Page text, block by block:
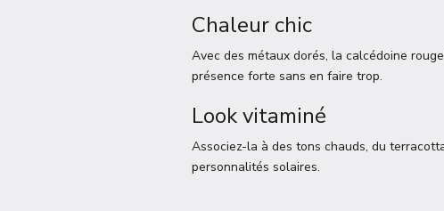
Chaleur chic
Avec des métaux dorés, la calcédoine
présence forte sans en faire trop.
Look vitaminé
Associez-la à des tons chauds, du
personnalités solaires.